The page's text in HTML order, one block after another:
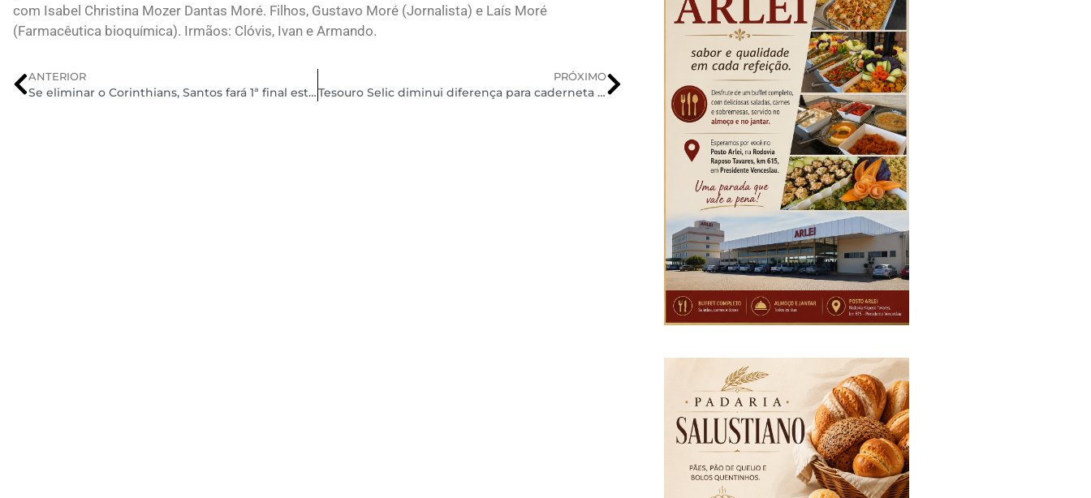
com Isabel Christina Mozer Dantas Moré. Filhos, Gustavo Moré (Jornalista) e Laís Moré
(Farmacêutica bioquímica). Irmãos: Clóvis, Ivan e Armando.
ANTERIOR
Se eliminar o Corinthians, Santos fará 1ª final estadual com São Paulo desde 2000
PRÓXIMO
Tesouro Selic diminui diferença para caderneta de poupança no curto prazo